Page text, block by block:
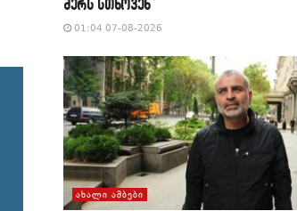
მერს სთხოვენ
01:04 07-08-2026
ᲐᲮᲐᲚᲘ ᲐᲛᲑᲔᲑᲘ